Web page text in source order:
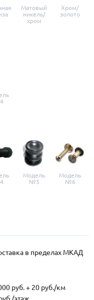
Матовый
никель/
хром
Хром/
золото
Модель
№5
Модель
№6
в пределах МКАД
руб. + 20 руб./км